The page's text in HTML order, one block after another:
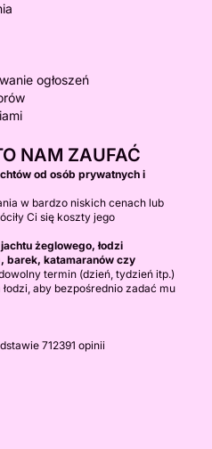
ogłoszeń
NAM ZAUFAĆ
od osób prywatnych i
w bardzo niskich cenach lub
Ci się koszty jego
jachtu żeglowego, łodzi
barek, katamaranów czy
termin (dzień, tydzień itp.)
aby bezpośrednio zadać mu
712391 opinii